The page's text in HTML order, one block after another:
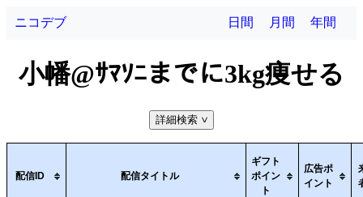
ニコデブ 日間 月間 年間
小幡@ｻﾏｿﾆまでに3kg痩せる
詳細検索 >
配信ID 配信タイトル
ギフト
ポイン
ト
広告ポ
イント